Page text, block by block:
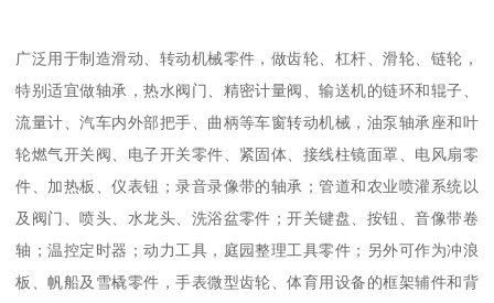
广泛用于制造滑动、转动机械零件，做齿轮、杠杆、滑轮、链轮，
特别适宜做轴承，热水阀门、精密计量阀、输送机的链环和辊子、
流量计、汽车内外部把手、曲柄等车窗转动机械，油泵轴承座和叶
轮燃气开关阀、电子开关零件、紧固体、接线柱镜面罩、电风扇零
件、加热板、仪表钮；录音录像带的轴承；管道和农业喷灌系统以
及阀门、喷头、水龙头、洗浴盆零件；开关键盘、按钮、音像带卷
轴；温控定时器；动力工具，庭园整理工具零件；另外可作为冲浪
板、帆船及雪橇零件，手表微型齿轮、体育用设备的框架辅件和背